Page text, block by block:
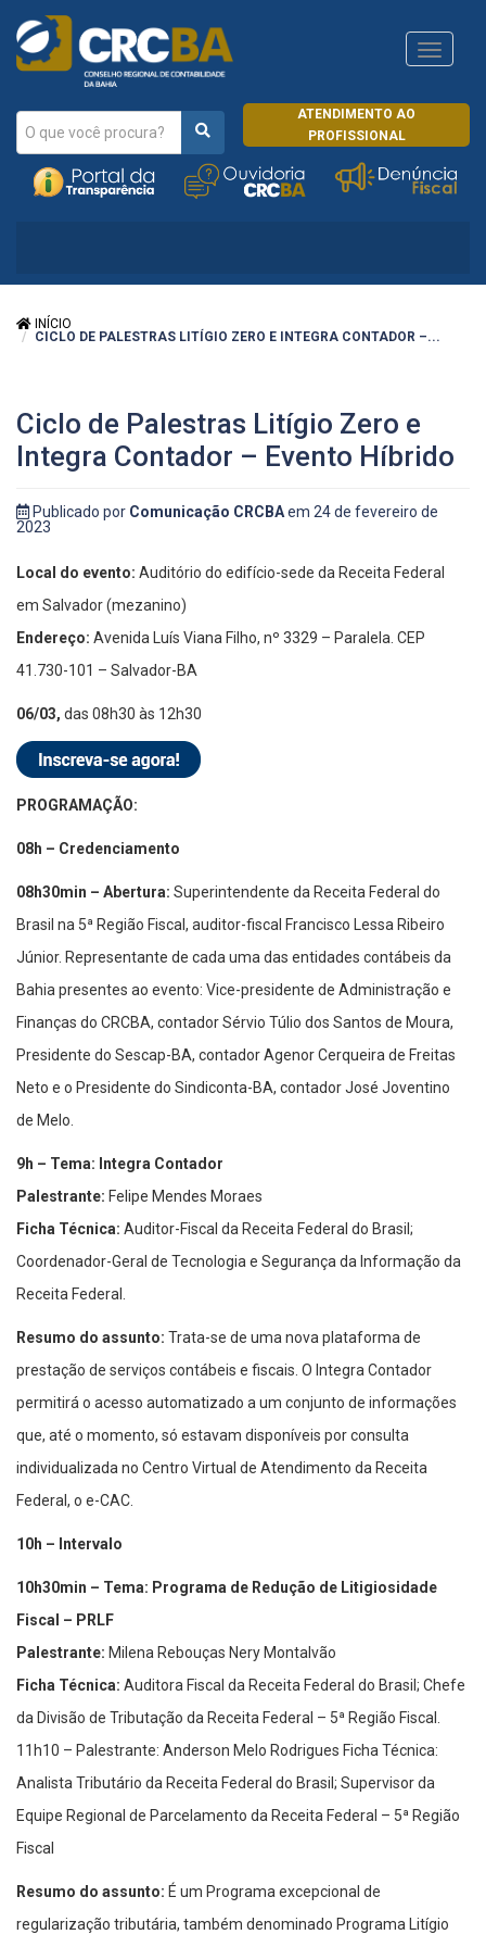
ATENDIMENTO AO
PROFISSIONAL
CRCRJ
INÍCIO
CICLO DE PALESTRAS LITÍGIO ZERO E INTEGRA CONTADOR –...
Ciclo de Palestras Litígio Zero e
Integra Contador – Evento Híbrido
Publicado por Comunicação CRCBAem 24 de fevereiro de
2023
Local do evento: Auditório do edifício-sede da Receita Federal
em Salvador (mezanino)
Endereço: Avenida Luís Viana Filho, nº 3329 – Paralela. CEP
41.730-101 – Salvador-BA
06/03, das 08h30 às 12h30
PROGRAMAÇÃO:
08h – Credenciamento
08h30min – Abertura: Superintendente da Receita Federal do
Brasil na 5ª Região Fiscal, auditor-fiscal Francisco Lessa Ribeiro
Júnior. Representante de cada uma das entidades contábeis da
Bahia presentes ao evento: Vice-presidente de Administração e
Finanças do CRCBA, contador Sérvio Túlio dos Santos de Moura,
Presidente do Sescap-BA, contador Agenor Cerqueira de Freitas
Neto e o Presidente do Sindiconta-BA, contador José Joventino
de Melo.
9h – Tema: Integra Contador
Palestrante: Felipe Mendes Moraes
Ficha Técnica: Auditor-Fiscal da Receita Federal do Brasil;
Coordenador-Geral de Tecnologia e Segurança da Informação da
Receita Federal.
Resumo do assunto: Trata-se de uma nova plataforma de
prestação de serviços contábeis e fiscais. O Integra Contador
permitirá o acesso automatizado a um conjunto de informações
que, até o momento, só estavam disponíveis por consulta
individualizada no Centro Virtual de Atendimento da Receita
Federal, o e-CAC.
10h – Intervalo
10h30min – Tema: Programa de Redução de Litigiosidade
Fiscal – PRLF
Palestrante: Milena Rebouças Nery Montalvão
Ficha Técnica: Auditora Fiscal da Receita Federal do Brasil; Chefe
da Divisão de Tributação da Receita Federal – 5ª Região Fiscal.
11h10 – Palestrante: Anderson Melo Rodrigues Ficha Técnica:
Analista Tributário da Receita Federal do Brasil; Supervisor da
Equipe Regional de Parcelamento da Receita Federal – 5ª Região
Fiscal
Resumo do assunto: É um Programa excepcional de
regularização tributária, também denominado Programa Litígio